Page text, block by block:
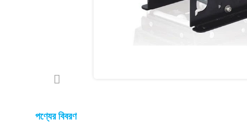
পণ্যের বিবরণ